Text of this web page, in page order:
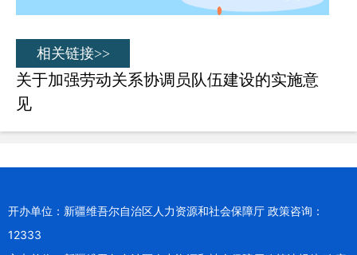
相关链接>>
关于加强劳动关系协调员队伍建设的实施意
见
开办单位：新疆维吾尔自治区人力资源和社会保障厅 政策咨询：
12333